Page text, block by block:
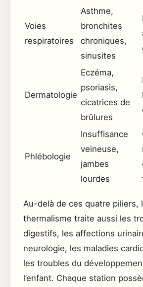
Voies
respiratoires
Asthme,
bronchites
chroniques,
sinusites
Dermatologie
Eczéma,
psoriasis,
cicatrices de
brûlures
Phlébologie
Insuffisance
veineuse,
jambes
lourdes
Au-delà de ces quatre piliers,
thermalisme traite aussi les
digestifs, les affections
neurologie, les maladies
les troubles du
l’enfant. Chaque station